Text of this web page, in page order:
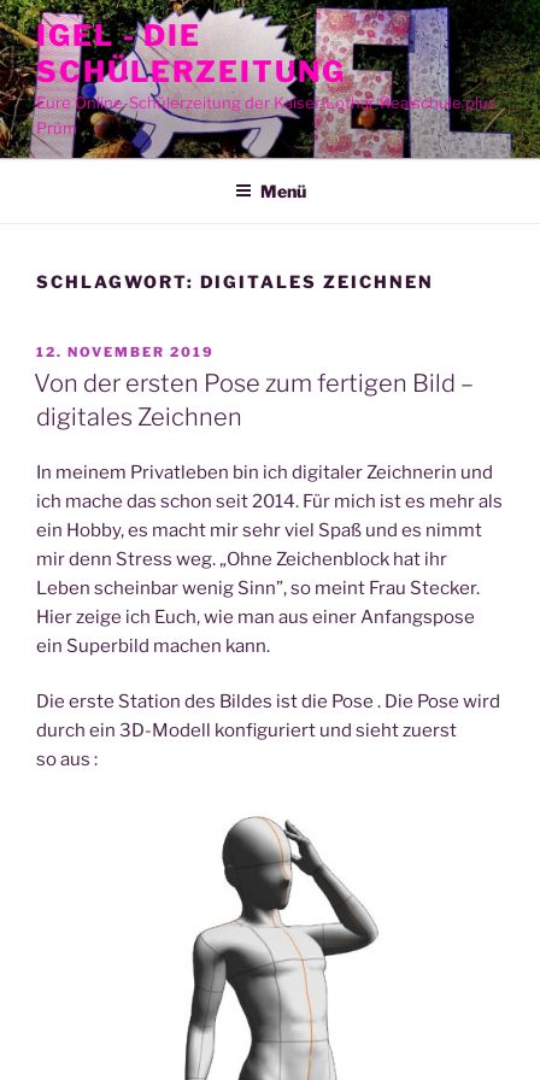
Zum
Inhalt
springen
IGEL - DIE
SCHÜLERZEITUNG
Eure Online-Schülerzeitung der Kaiser-Lothar-Realschule plus
Prüm
Menü
SCHLAGWORT: DIGITALES ZEICHNEN
VERÖFFENTLICHT
AM
12. NOVEMBER 2019
Von der ersten Pose zum fertigen Bild –
digitales Zeichnen
In mei­nem Pri­vat­le­ben bin ich digi­ta­ler Zeich­ne­rin und
ich mache das schon seit 2014. Für mich ist es mehr als
ein Hob­by, es macht mir sehr viel Spaß und es nimmt
mir denn Stress weg. „Ohne Zei­chen­block hat ihr
Leben schein­bar wenig Sinn”, so meint Frau Ste­cker.
Hier zei­ge ich Euch, wie man aus einer Anfangs­po­se
ein Super­bild machen kann.
Die ers­te Sta­ti­on des Bil­des ist die Pose . Die Pose wird
durch ein 3D-Modell kon­fi­gu­riert und sieht zuerst
so aus :